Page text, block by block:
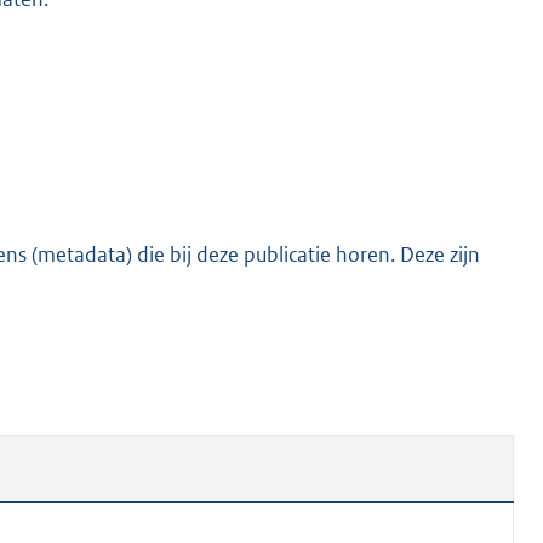
(metadata) die bij deze publicatie horen. Deze zijn